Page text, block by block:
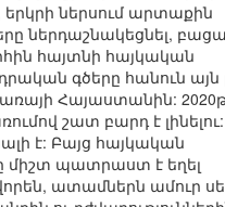
ներսում արտաքին
ներդաշնակեցնել,
հայտնի հայկական
գծերը հանուն
Հայաստանին:
շատ բարդ է
է: Բայց հայկական
միշտ պատրաստ է եղել
ատամներն ամուր